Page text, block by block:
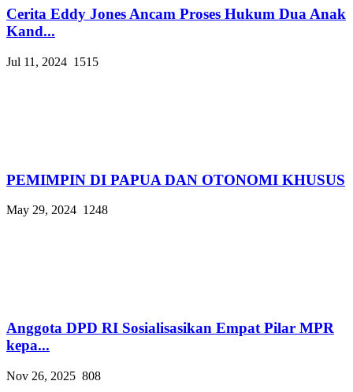
Cerita Eddy Jones Ancam Proses Hukum Dua Anak
Kand...
Jul 11, 2024 1515
PEMIMPIN DI PAPUA DAN OTONOMI KHUSUS
May 29, 2024 1248
Anggota DPD RI Sosialisasikan Empat Pilar MPR
kepa...
Nov 26, 2025 808